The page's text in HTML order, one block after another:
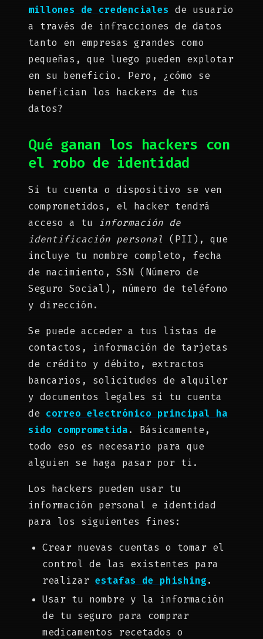
millones de credenciales de usuario
a través de infracciones de datos
tanto en empresas grandes como
pequeñas, que luego pueden explotar
en su beneficio. Pero, ¿cómo se
benefician los hackers de tus
datos?
Qué ganan los hackers con
el robo de identidad
Si tu cuenta o dispositivo se ven
comprometidos, el hacker tendrá
acceso a tu información de
identificación personal (PII), que
incluye tu nombre completo, fecha
de nacimiento, SSN (Número de
Seguro Social), número de teléfono
y dirección.
Se puede acceder a tus listas de
contactos, información de tarjetas
de crédito y débito, extractos
bancarios, solicitudes de alquiler
y documentos legales si tu cuenta
de correo electrónico principal ha
sido comprometida. Básicamente,
todo eso es necesario para que
alguien se haga pasar por ti.
Los hackers pueden usar tu
información personal e identidad
para los siguientes fines:
Crear nuevas cuentas o tomar el
control de las existentes para
realizar estafas de phishing.
Usar tu nombre y la información
de tu seguro para comprar
medicamentos recetados o